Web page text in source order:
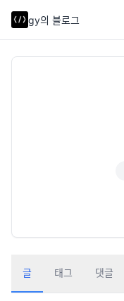
gy의 블로그
글 태그 댓글